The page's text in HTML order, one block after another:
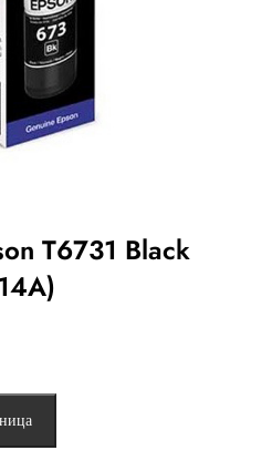
T6731 Black